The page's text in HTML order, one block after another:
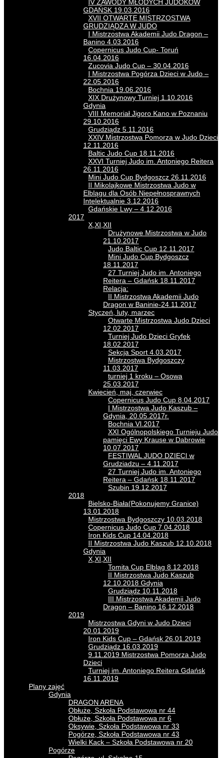
IV ZAWODY MŁODYCH JUDOKÓW
GDAŃSK 19.03.2016
XVII OTWARTE MISTRZOSTWA
GRUDZIĄDZA W JUDO
I Mistrzostwa Akademii Judo Dragon –
Banino 4.03.2016
Copernicus Judo Cup- Toruń
16.04.2016
Zucovia Judo Cup – 30.04.2016
I Mistrzostwa Pogórza Dzieci w Judo –
22.05.2016
Bochnia 19.06.2016
XIX Drużynowy Turniej 1.10.2016
Gdynia
VIII Memoriał Jigoro Kano w Poznaniu
29.10.2016
Grudziądz 5.11.2016
XXIV Mistrzostwa Pomorza w Judo Dzieci
12.11.2016
Baltic Judo Cup 18.11.2016
XXVI Turniej Judo im. Antoniego Reitera
26.11.2016
Mini Judo Cup Bydgoszcz 26.11.2016
II Mikolajkowe Mistrzostwa Judo w
Elblągu dla Osób Niepełnosprawnych
Intelektualnie 3.12.2016
Gdańskie Lwy – 4.12.2016
2017
X,XI,XII
Drużynowe Mistrzostwa w Judo
21.10.2017
Judo Baltic Cup 12.11.2017
Mini Judo Cup Bydgoszcz
18.11.2017
27 Turniej Judo im. Antoniego
Reitera – Gdańsk 18.11.2017
Relacja:
II Mistrzostwa Akademii Judo
Dragon w Baninie-24.11.2017
Styczeń, luty, marzec
Otwarte Mistrzostwa Judo Dzieci
12.02.2017
Turniej Judo Dzieci Gryfek
18.02.2017
Sekcja Sport 4.03.2017
Mistrzostwa Bydgoszczy
11.03.2017
turniej 1 kroku – Osowa
25.03.2017
Kwiecień, maj, czerwiec
Copernicus Judo Cup 8.04.2017
I Mistrzostwa Judo Kaszub –
Gdynia, 20.05.2017r.
Bochnia VI.2017
XXI Ogólnopolskiego Turnieju Judo
pamięci Ewy Krause w Dabrowie
10.07.2017
FESTIWAL JUDO DZIECI w
Grudziadzu – 4.11.2017
27 Turniej Judo im. Antoniego
Reitera – Gdańsk 18.11.2017
Szubin 19.12.2017
2018
Bielsko-Biała(Pokonujemy Granice)
13.01.2018
Mistrzostwa Bydgoszczy 10.03.2018
Copernicus Judo Cup 7.04.2018
Iron Kids Cup 14.04.2018
II Mistrzostwa Judo Kaszub 12.10.2018
Gdynia
X,XI,XII
Tomita Cup Elbląg 8.12.2018
II Mistrzostwa Judo Kaszub
12.10.2018 Gdynia
Grudziądz 10.11.2018
III Mistrzostwa Akademii Judo
Dragon – Banino 16.12.2018
2019
Mistrzostwa Gdyni w Judo Dzieci
20.01.2019
Iron Kids Cup – Gdańsk 26.01.2019
Grudziądz 16.03.2019
9.11.2019 Mistrzostwa Pomorza Judo
Dzieci
Turniej im. Antoniego Reitera Gdańsk
16.11.2019
Plany zajęć
Gdynia
DRAGON ARENA
Obłuże, Szkoła Podstawowa nr 44
Obłuże, Szkoła Podstawowa nr 6
Oksywie, Szkoła Podstawowa nr 33
Pogórze, Szkoła Podstawowa nr 43
Wielki Kack – Szkoła Podstawowa nr 20
Pogórze